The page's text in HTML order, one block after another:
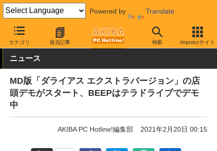
Powered by Translate
カテゴリ 過去記事 検索 Impressサイト
AKIBA PC Hotline! ガジェット ゲーム機関連
ニュース
MD版「ダライアス エクストラバージョン」の店
頭デモがスタート、BEEPはテラドライブでデモ
中
AKIBA PC Hotline!編集部 2021年2月20日 00:15